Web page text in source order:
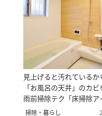
見上げると汚れているか
「お風呂の天井」のカ
雨前掃除テク「床掃除ア
役立つ」
掃除・暮らし